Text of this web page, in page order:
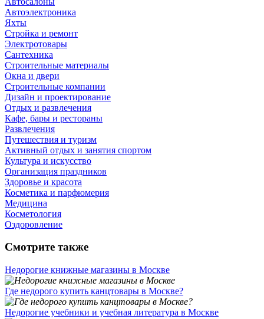
Автоэлектроника
Яхты
Стройка и ремонт
Электротовары
Сантехника
Строительные материалы
Окна и двери
Строительные компании
Дизайн и проектирование
Отдых и развлечения
Кафе, бары и рестораны
Развлечения
Путешествия и туризм
Активный отдых и занятия спортом
Культура и искусство
Организация праздников
Здоровье и красота
Косметика и парфюмерия
Медицина
Косметология
Оздоровление
Смотрите также
Недорогие книжные магазины в Москве
Где недорого купить канцтовары в Москве?
Недорогие учебники и учебная литература в Москве